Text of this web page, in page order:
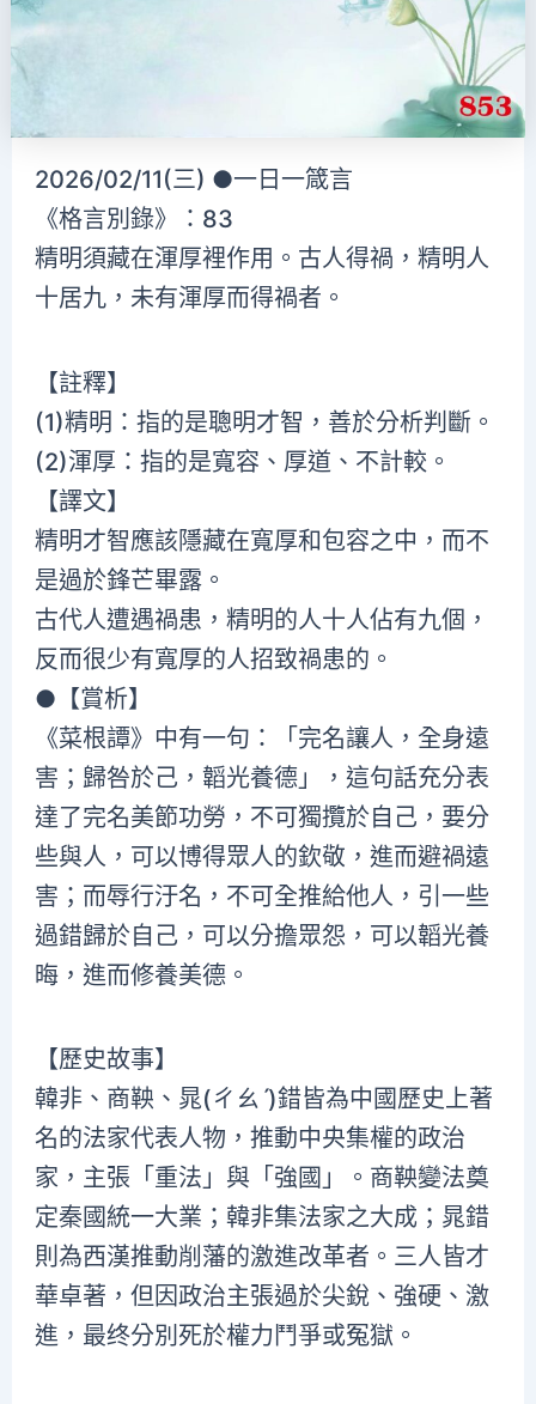
2026/02/11(三) ●一日一箴言
《格言別錄》：83
精明須藏在渾厚裡作用。古人得禍，精明人
十居九，未有渾厚而得禍者。
【註釋】
(1)精明：指的是聰明才智，善於分析判斷。
(2)渾厚：指的是寬容、厚道、不計較。
【譯文】
精明才智應該隱藏在寬厚和包容之中，而不
是過於鋒芒畢露。
古代人遭遇禍患，精明的人十人佔有九個，
反而很少有寬厚的人招致禍患的。
●【賞析】
《菜根譚》中有一句：「完名讓人，全身遠
害；歸咎於己，韜光養德」，這句話充分表
達了完名美節功勞，不可獨攬於自己，要分
些與人，可以博得眾人的欽敬，進而避禍遠
害；而辱行汙名，不可全推給他人，引一些
過錯歸於自己，可以分擔眾怨，可以韜光養
晦，進而修養美德。
【歷史故事】
韓非、商鞅、晁(ㄔㄠˊ)錯皆為中國歷史上著
名的法家代表人物，推動中央集權的政治
家，主張「重法」與「強國」。商鞅變法奠
定秦國統一大業；韓非集法家之大成；晁錯
則為西漢推動削藩的激進改革者。三人皆才
華卓著，但因政治主張過於尖銳、強硬、激
進，最终分別死於權力鬥爭或冤獄。